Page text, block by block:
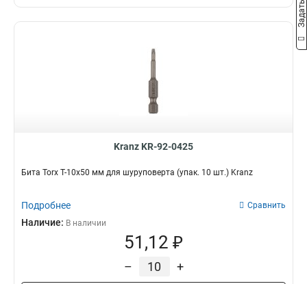
Kranz KR-92-0425
Бита Torx T-10х50 мм для шуруповерта (упак. 10 шт.) Kranz
Подробнее Сравнить
Наличие: В наличии
51,12 ₽
– +